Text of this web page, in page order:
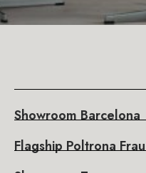
Showroom Barcelona
Flagship Poltrona Frau